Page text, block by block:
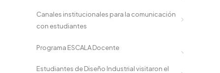
Canales institucionales para la comunicación
con estudiantes
Programa ESCALA Docente
Estudiantes de Diseño Industrial visitaron el